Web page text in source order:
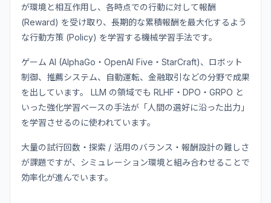
が環境と相互作用し、各時点での行動に対して報酬
(Reward) を受け取り、長期的な累積報酬を最大化するよう
な行動方策 (Policy) を学習する機械学習手法です。
ゲーム AI (AlphaGo・OpenAI Five・StarCraft)、ロボット
制御、推薦システム、自動運転、金融取引などの分野で成果
を出しています。 LLM の領域でも RLHF・DPO・GRPO と
いった強化学習ベースの手法が「人間の選好に沿った出力」
を学習させるのに使われています。
大量の試行回数・探索 / 活用のバランス・報酬設計の難しさ
が課題ですが、シミュレーション環境と組み合わせることで
効率化が進んでいます。